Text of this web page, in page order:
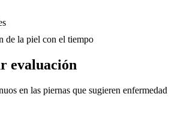
de la piel con el tiempo
evaluación
en las piernas que sugieren enfermedad